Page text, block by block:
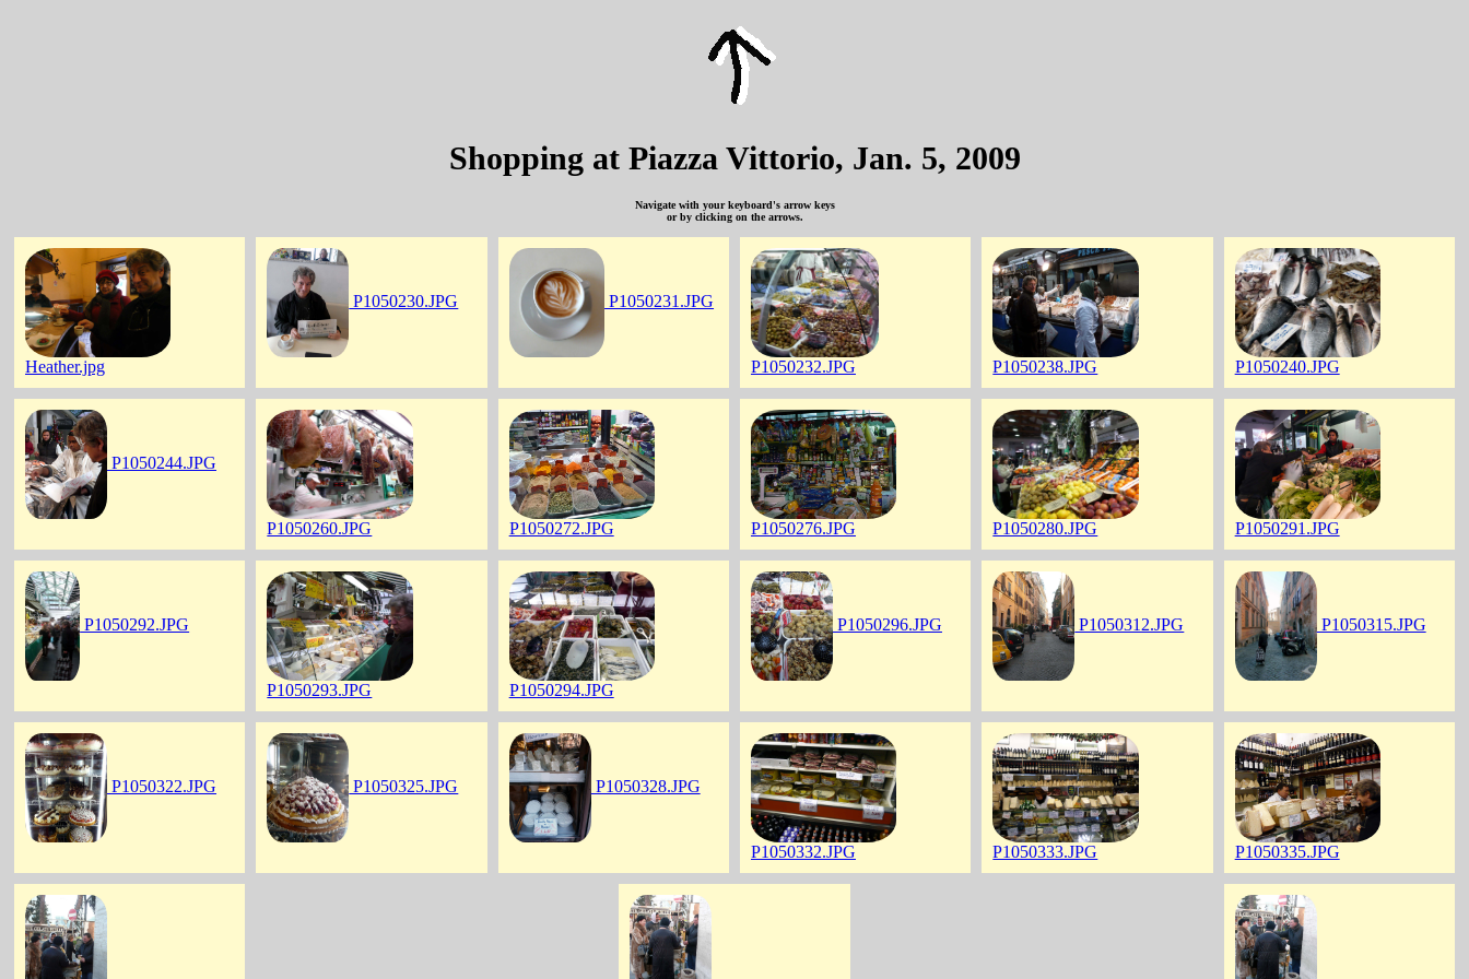
Shopping at Piazza Vittorio, Jan. 5, 2009
Navigate with your keyboard's arrow keys
or by clicking on the arrows.
Heather.jpg
P1050230.JPG P1050231.JPG
P1050232.JPG P1050238.JPG P1050240.JPG
P1050244.JPG
P1050260.JPG P1050272.JPG P1050276.JPG P1050280.JPG P1050291.JPG
P1050292.JPG
P1050293.JPG P1050294.JPG
P1050296.JPG P1050312.JPG P1050315.JPG
P1050322.JPG P1050325.JPG P1050328.JPG
P1050332.JPG P1050333.JPG P1050335.JPG